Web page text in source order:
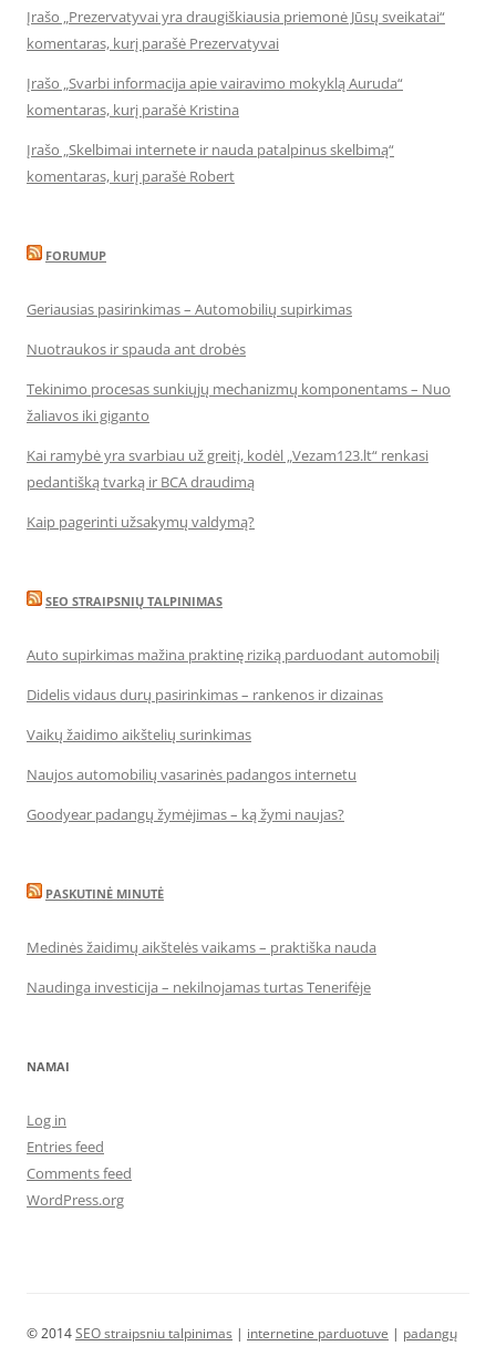
Įrašo „Prezervatyvai yra draugiškiausia priemonė Jūsų sveikatai“
komentaras, kurį parašė Prezervatyvai
Įrašo „Svarbi informacija apie vairavimo mokyklą Auruda“
komentaras, kurį parašė Kristina
Įrašo „Skelbimai internete ir nauda patalpinus skelbimą“
komentaras, kurį parašė Robert
FORUMUP
Geriausias pasirinkimas – Automobilių supirkimas
Nuotraukos ir spauda ant drobės
Tekinimo procesas sunkiųjų mechanizmų komponentams – Nuo
žaliavos iki giganto
Kai ramybė yra svarbiau už greitį, kodėl „Vezam123.lt“ renkasi
pedantišką tvarką ir BCA draudimą
Kaip pagerinti užsakymų valdymą?
SEO STRAIPSNIŲ TALPINIMAS
Auto supirkimas mažina praktinę riziką parduodant automobilį
Didelis vidaus durų pasirinkimas – rankenos ir dizainas
Vaikų žaidimo aikštelių surinkimas
Naujos automobilių vasarinės padangos internetu
Goodyear padangų žymėjimas – ką žymi naujas?
PASKUTINĖ MINUTĖ
Medinės žaidimų aikštelės vaikams – praktiška nauda
Naudinga investicija – nekilnojamas turtas Tenerifėje
NAMAI
Log in
Entries feed
Comments feed
WordPress.org
© 2014SEO straipsniu talpinimas | internetine parduotuve | padangų